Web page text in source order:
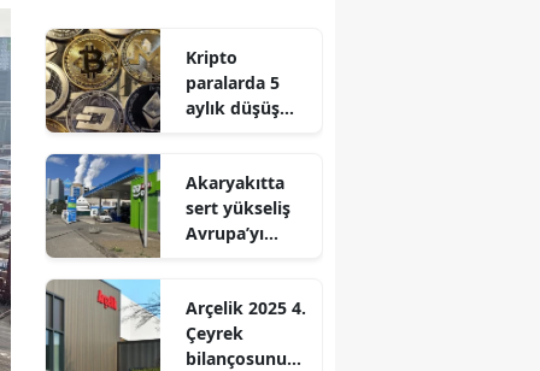
Kripto
paralarda 5
aylık düşüş
Akaryakıtta
sert yükseliş
Avrupa’yı
zirve yaptı
Arçelik 2025 4.
Çeyrek
bilançosunu